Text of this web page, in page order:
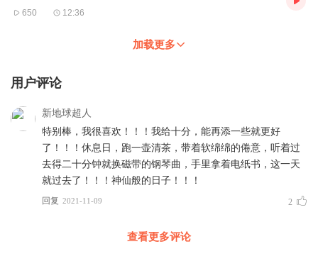
650 12:36
加载更多
用户评论
新地球超人
特别棒，我很喜欢！！！我给十分，能再添一些就更好
了！！！休息日，跑一壶清茶，带着软绵绵的倦意，听着过
去得二十分钟就换磁带的钢琴曲，手里拿着电纸书，这一天
就过去了！！！神仙般的日子！！！
回复 2021-11-09 2
查看更多评论